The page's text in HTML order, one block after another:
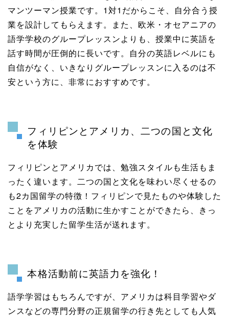
マンツーマン授業です。1対1だからこそ、自分合う授
業を設計してもらえます。また、欧米・オセアニアの
語学学校のグループレッスンよりも、授業中に英語を
話す時間が圧倒的に長いです。自分の英語レベルにも
自信がなく、いきなりグループレッスンに入るのは不
安という方に、非常におすすめです。
フィリピンとアメリカ、二つの国と文化
を体験
フィリピンとアメリカでは、勉強スタイルも生活もま
ったく違います。二つの国と文化を味わい尽くせるの
も2カ国留学の特徴！フィリピンで見たものや体験した
ことをアメリカの活動に生かすことができたら、きっ
とより充実した留学生活が送れます。
本格活動前に英語力を強化！
語学学習はもちろんですが、アメリカは科目学習やダ
ンスなどの専門分野の正規留学の行き先としても人気